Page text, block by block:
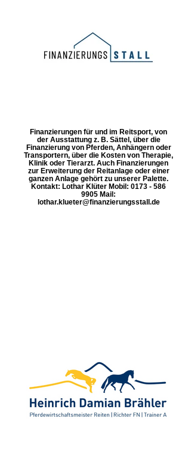
Finanzierungen für und im Reitsport, von
der Ausstattung z. B. Sättel, über die
Finanzierung von Pferden, Anhängern oder
Transportern, über die Kosten von Therapie,
Klinik oder Tierarzt. Auch Finanzierungen
zur Erweiterung der Reitanlage oder einer
ganzen Anlage gehört zu unserer Palette.
Kontakt: Lothar Klüter Mobil: 0173 - 586
9905 Mail:
lothar.klueter@finanzierungsstall.de